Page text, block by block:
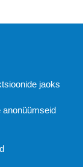
2020
jaoks
anonüümseid